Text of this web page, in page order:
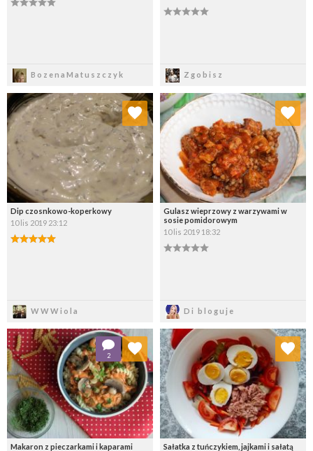
BozenaMatuszczyk Zgobisz
Dip czosnkowo-koperkowy
10 lis 2019 23:12
WWWiola
Dodaj do ulubionych
Wybierz listę:
Gulasz wieprzowy z warzywami w
sosie pomidorowym
10 lis 2019 18:32
Di bloguje
Dodaj do ulubionych
Wybierz listę:
Makaron z pieczarkami i kaparami
2
Dodaj do ulubionych
Wybierz listę:
Sałatka z tuńczykiem, jajkami i sałatą
Dodaj do ulubionych
Wybierz listę: